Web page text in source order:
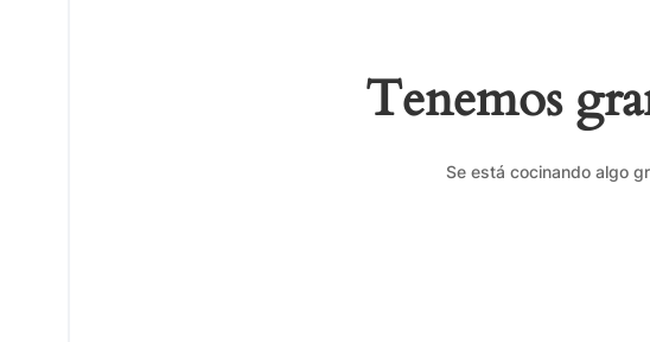
Tenemos
Se está cocinando algo